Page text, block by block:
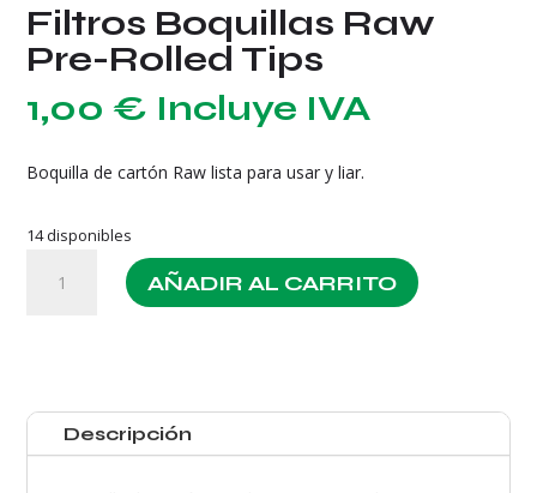
Filtros Boquillas Raw
Pre-Rolled Tips
1,00 € Incluye IVA
Boquilla de cartón Raw lista para usar y liar.
14 disponibles
Boquillas
cantidad
AÑADIR AL CARRITO
Descripción